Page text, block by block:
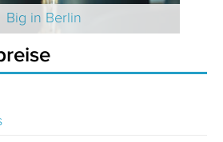
Big in Berlin